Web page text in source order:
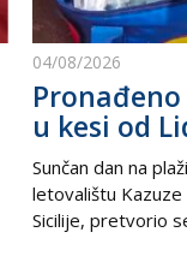
04/08/2026
Pronađeno
u kesi od
Sunčan dan na
letovalištu Kazuze
Sicilije, pretvorio